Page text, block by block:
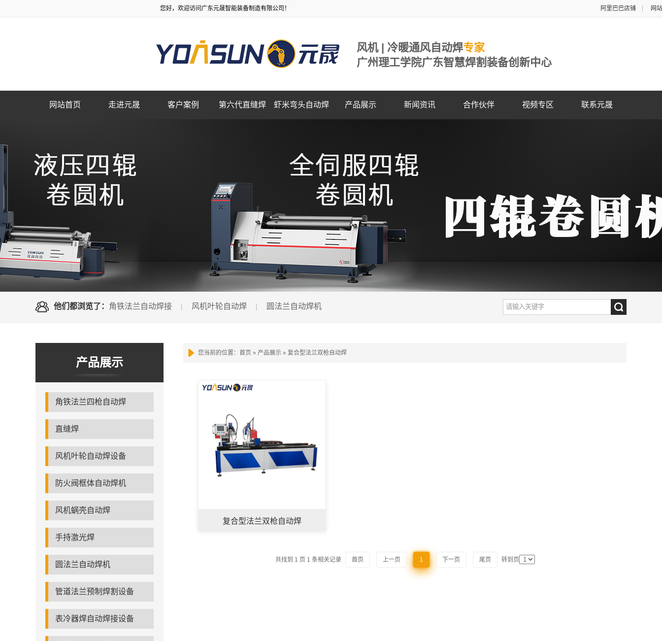
您好，欢迎访问广东元晟智能装备制造有限公司！ 阿里巴巴店铺 网
风机 | 冷暖通风自动焊专家
广州理工学院广东智慧焊割装备创新中心
网站首页 走进元晟 客户案例 第六代直缝焊 虾米弯头自动焊 产品展示 新闻资讯 合作伙伴 视频专区 联系元晟
他们都浏览了： 角铁法兰自动焊接 风机叶轮自动焊 圆法兰自动焊机
产品展示
角铁法兰四枪自动焊
直缝焊
风机叶轮自动焊设备
防火阀框体自动焊机
风机蜗壳自动焊
手持激光焊
圆法兰自动焊机
管道法兰预制焊割设备
表冷器焊自动焊接设备
您当前的位置： 首页 » 产品展示 » 复合型法兰双枪自动焊
复合型法兰双枪自动焊
共找到 1 页 1 条相关记录 首页 上一页 1 下一页 尾页 转到页